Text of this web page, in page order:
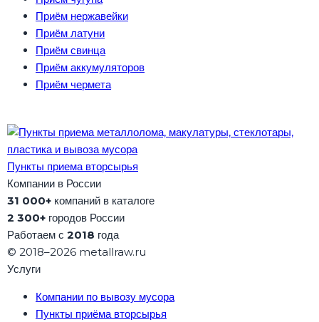
Приём нержавейки
Приём латуни
Приём свинца
Приём аккумуляторов
Приём чермета
Пункты приема вторсырья
Компании в России
31 000+ компаний в каталоге
2 300+ городов России
Работаем с 2018 года
© 2018–2026 metallraw.ru
Услуги
Компании по вывозу мусора
Пункты приёма вторсырья